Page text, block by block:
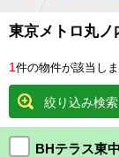
東京メトロ丸ノ
1 件の物件が該当しま
絞り込み検索
BHテラス東